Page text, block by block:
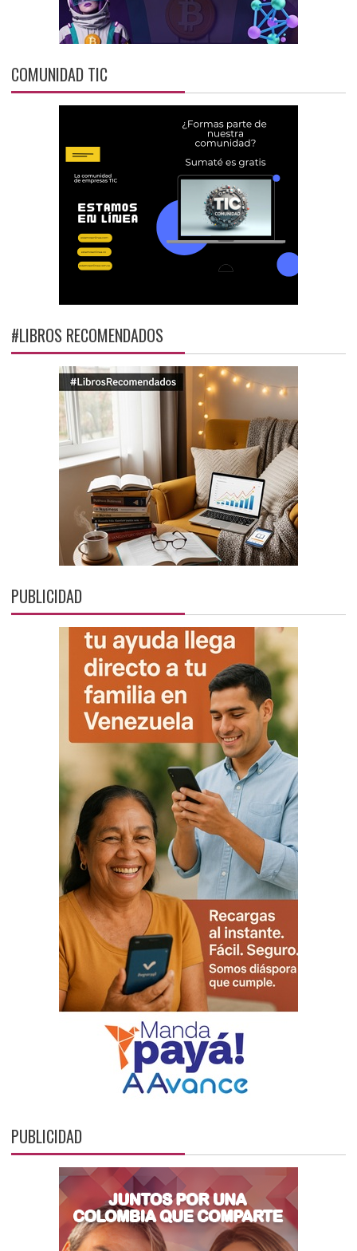
COMUNIDAD TIC
#LIBROS RECOMENDADOS
PUBLICIDAD
PUBLICIDAD